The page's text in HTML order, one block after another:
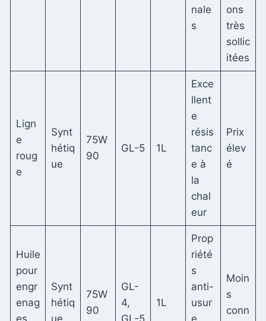
nale
s
ons
très
sollic
itées
Lign
e
roug
e
Synt
hétiq
ue
75W
90
GL-5 1L
Exce
llent
e
résis
tanc
e à
la
chal
eur
Prix ​​
élev
é
Huile
pour
engr
enag
es
Synt
hétiq
ue
75W
90
GL-
4,
GL-5
1L
Prop
riété
s
anti-
usur
e
Moin
s
conn